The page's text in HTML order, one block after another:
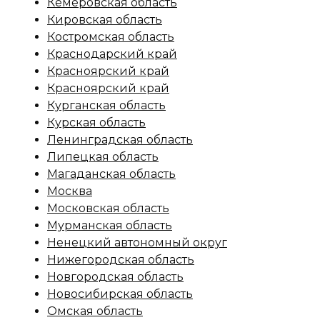
Кировская область
Костромская область
Краснодарский край
Красноярский край
Красноярский край
Курганская область
Курская область
Ленинградская область
Липецкая область
Магаданская область
Москва
Московская область
Мурманская область
Ненецкий автономный округ
Нижегородская область
Новгородская область
Новосибирская область
Омская область